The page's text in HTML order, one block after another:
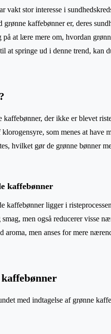
vakt stor interesse i
kaffebønner er, deres
at lære mere om, hvordan
at springe ud i denne trend, kan
der ikke er blevet
som menes at have
hvilket gør de grønne bønner
kaffebønner
kaffebønner ligger i
men også reducerer visse
men anses for mere
med indtagelse af grønne